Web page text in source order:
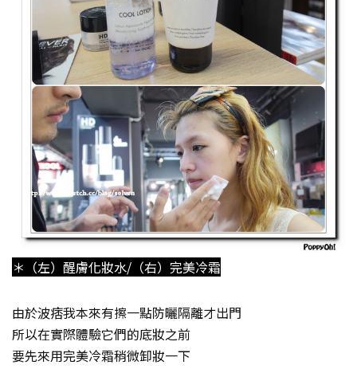
＊（左）醒膚化妝水/（右）完美冷霜
由於波痞我本來有擦一點防曬隔離才出門
所以在實際體驗它們的底妝之前
要先來用完美冷霜稍微卸妝一下